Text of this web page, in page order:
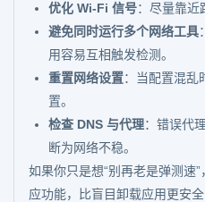
优化 Wi-Fi 信号：尽量靠近
避免同时运行多个网络工具
用容易互相触发检测。
重置网络设置：当配置混乱
置。
检查 DNS 与代理：错误代
断为网络不稳。
如果你只是想“别再老是弹测速
应功能，比盲目卸载应用更安全